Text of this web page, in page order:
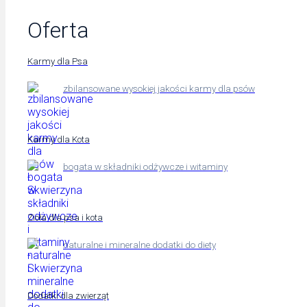
Oferta
Karmy dla Psa
zbilansowane wysokiej jakości karmy dla psów
Karmy dla Kota
bogata w składniki odżywcze i witaminy
Zioła dla psa i kota
naturalne i mineralne dodatki do diety
Dodatki dla zwierząt